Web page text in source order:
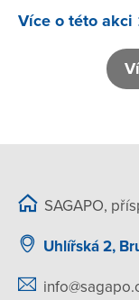
Více o této akci
SAGAPO,
Uhlířská 2,